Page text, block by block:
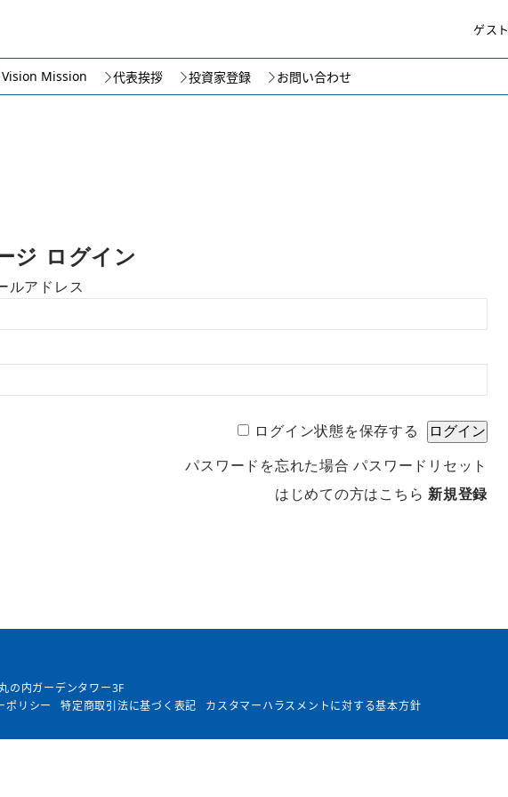
ゲスト
Vision Mission 代表挨拶 投資家登録 お問い合わせ
ジ ログイン
ルアドレス
ログイン状態を保存する
パスワードを忘れた場合パスワードリセット
はじめての方はこちら 新規登録
の内ガーデンタワー3F
ポリシー 特定商取引法に基づく表記 カスタマーハラスメントに対する基本方針